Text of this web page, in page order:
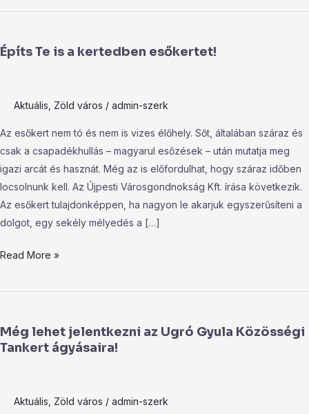
Építs Te is a kertedben esőkertet!
Aktuális Zöld város / admin-szerk
Az esőkert nem tó és nem is vizes élőhely. Sőt, általában száraz és
csak a csapadékhullás – magyarul esőzések – után mutatja meg
igazi arcát és hasznát. Még az is előfordulhat, hogy száraz időben
locsolnunk kell. Az Újpesti Városgondnokság Kft. írása következik.
Az esőkert tulajdonképpen, ha nagyon le akarjuk egyszerűsíteni a
dolgot, egy sekély mélyedés a […]
is
esőkertet!
Read More »
Még lehet jelentkezni az Ugró Gyula Közösségi
Tankert ágyásaira!
Aktuális Zöld város / admin-szerk
jelentkezni
az
Közösségi